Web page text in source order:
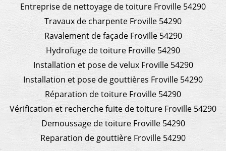
Entreprise de nettoyage de toiture Froville 54290
Travaux de charpente Froville 54290
Ravalement de façade Froville 54290
Hydrofuge de toiture Froville 54290
Installation et pose de velux Froville 54290
Installation et pose de gouttières Froville 54290
Réparation de toiture Froville 54290
Vérification et recherche fuite de toiture Froville 54290
Demoussage de toiture Froville 54290
Reparation de gouttière Froville 54290